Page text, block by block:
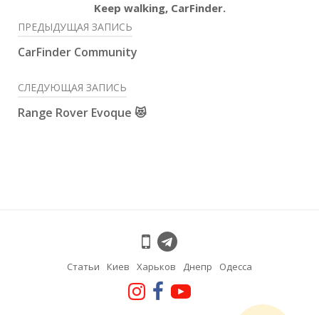
Keep walking, CarFinder.
ПРЕДЫДУЩАЯ ЗАПИСЬ
CarFinder Community
СЛЕДУЮЩАЯ ЗАПИСЬ
Range Rover Evoque 😻
Статьи Киев Харьков Днепр Одесса